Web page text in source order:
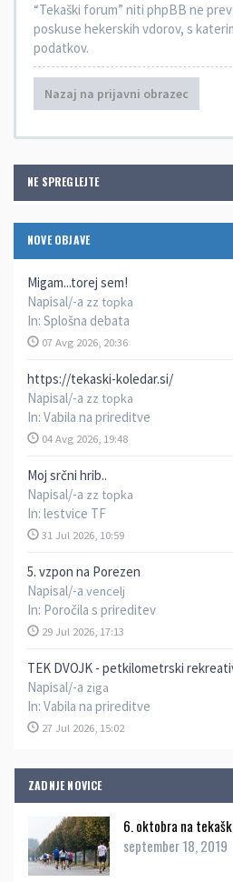
NE SPREGLEJTE
NOVE OBJAVE
Migam...torej sem!
Napisal/-a zz topka
In: Splošna debata
07 Avg 2026, 20:36
https://tekaski-koledar.si/
Napisal/-a zz topka
In: Vabila na prireditve
04 Avg 2026, 19:48
Moj srčni hrib..
Napisal/-a zz topka
In: lestvice TF
31 Jul 2026, 10:59
5. vzpon na Porezen
Napisal/-a vencelj
In: Poročila s prireditev
29 Jul 2026, 17:13
TEK DVOJK - petkilometrski
Napisal/-a ziga
In: Vabila na prireditve
27 Jul 2026, 15:02
ZADNJE NOVICE
6. oktobra na
september 18, 2019
“Tekaški forum” niti phpBB ne
poskuse hekerskih vdorov, s
podatkov.
Nazaj na prijavni obrazec